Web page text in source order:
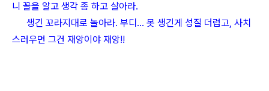
니 꼴을 알고 생각 좀 하고 살아라.
생긴 꼬라지대로 놀아라. 부디... 못 생긴게 성질 더럽고, 사치
스러우면 그건 재앙이야 재앙!!